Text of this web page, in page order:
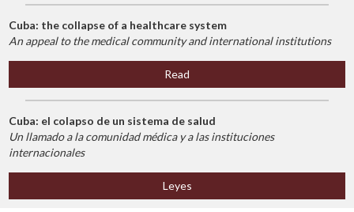
Cuba: the collapse of a healthcare system
An appeal to the medical community and international institutions
Read
Cuba: el colapso de un sistema de salud
Un llamado a la comunidad médica y a las instituciones
internacionales
Leyes